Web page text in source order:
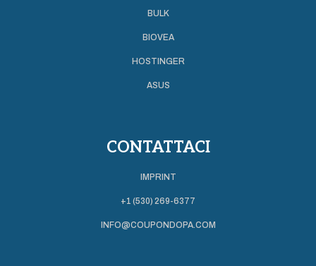
BULK
BIOVEA
HOSTINGER
ASUS
CONTATTACI
IMPRINT
+1 (530) 269-6377
INFO@COUPONDOPA.COM